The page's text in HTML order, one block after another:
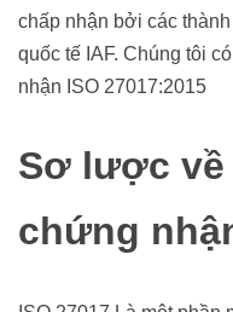
chấp nhận bởi các
quốc tế IAF. Chúng tôi
nhận ISO 27017:2015
Sơ lược về
chứng